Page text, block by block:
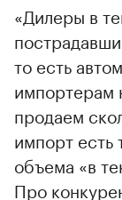
«Дилеры в
то есть
импортерам
продаем
импорт есть
объема «в
Про